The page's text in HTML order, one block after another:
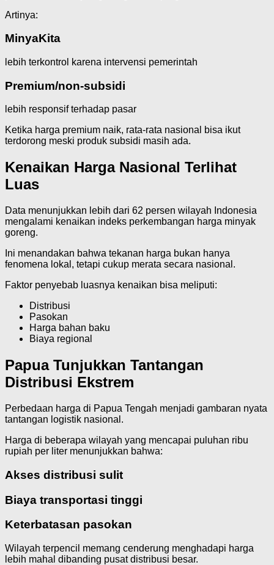
Artinya:
MinyaKita
lebih terkontrol karena intervensi pemerintah
Premium/non-subsidi
lebih responsif terhadap pasar
Ketika harga premium naik, rata-rata nasional bisa ikut
terdorong meski produk subsidi masih ada.
Kenaikan Harga Nasional Terlihat
Luas
Data menunjukkan lebih dari 62 persen wilayah Indonesia
mengalami kenaikan indeks perkembangan harga minyak
goreng.
Ini menandakan bahwa tekanan harga bukan hanya
fenomena lokal, tetapi cukup merata secara nasional.
Faktor penyebab luasnya kenaikan bisa meliputi:
Distribusi
Pasokan
Harga bahan baku
Biaya regional
Papua Tunjukkan Tantangan
Distribusi Ekstrem
Perbedaan harga di Papua Tengah menjadi gambaran nyata
tantangan logistik nasional.
Harga di beberapa wilayah yang mencapai puluhan ribu
rupiah per liter menunjukkan bahwa:
Akses distribusi sulit
Biaya transportasi tinggi
Keterbatasan pasokan
Wilayah terpencil memang cenderung menghadapi harga
lebih mahal dibanding pusat distribusi besar.